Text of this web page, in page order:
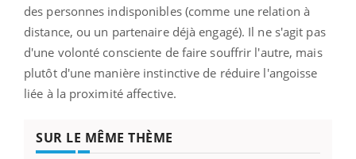
des personnes indisponibles (comme une relation à
distance, ou un partenaire déjà engagé). Il ne s'agit pas
d'une volonté consciente de faire souffrir l'autre, mais
plutôt d'une manière instinctive de réduire l'angoisse
liée à la proximité affective.
SUR LE MÊME THÈME